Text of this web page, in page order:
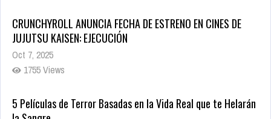
CRUNCHYROLL ANUNCIA FECHA DE ESTRENO EN CINES DE
JUJUTSU KAISEN: EJECUCIÓN
Oct 7, 2025
1755 Views
5 Películas de Terror Basadas en la Vida Real que te Helarán